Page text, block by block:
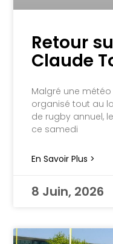
Retour
Claude
Malgré une météo
organisé tout au
de rugby annuel,
ce samedi
En Savoir Plus >
8 Juin, 2026